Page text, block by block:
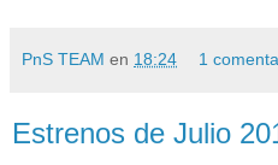
PnS TEAM en 18:24 1
Estrenos de Julio